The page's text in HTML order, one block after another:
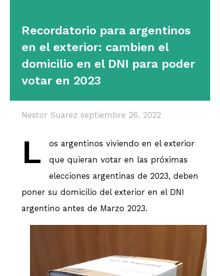
Recordatorio para argentinos
en el exterior: cambien el
domicilio en el DNI para poder
votar en 2023
Nestor Suarez septiembre 26, 2022
L
os argentinos viviendo en el exterior
que quieran votar en las próximas
elecciones argentinas de 2023, deben
poner su domicilio del exterior en el DNI
argentino antes de Marzo 2023.